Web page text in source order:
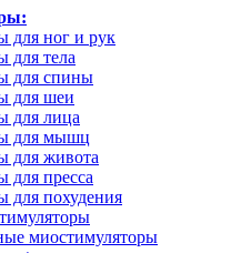
для ног и рук
для тела
для спины
для шеи
для лица
для мышц
для живота
для пресса
для похудения
миостимуляторы